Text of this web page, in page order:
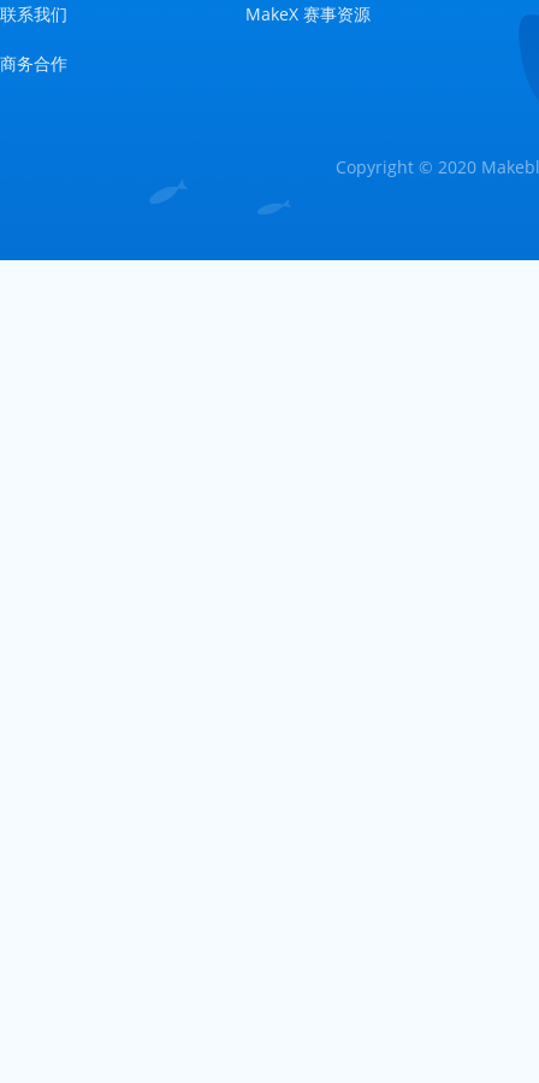
联系我们
商务合作
MakeX 赛事资源
Copyright © 2020